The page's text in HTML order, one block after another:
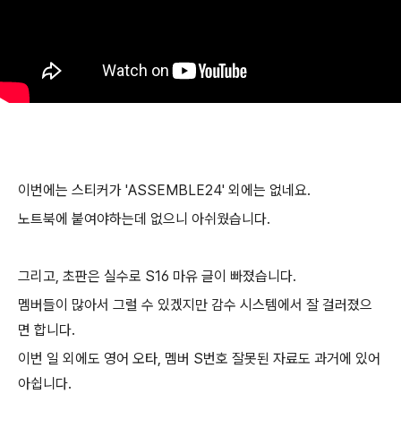
이번에는 스티커가 'ASSEMBLE24' 외에는 없네요.
노트북에 붙여야하는데 없으니 아쉬웠습니다.
그리고, 초판은 실수로 S16 마유 글이 빠졌습니다.
멤버들이 많아서 그럴 수 있겠지만 감수 시스템에서 잘 걸러졌으
면 합니다.
이번 일 외에도 영어 오타, 멤버 S번호 잘못된 자료도 과거에 있어
아쉽니다.